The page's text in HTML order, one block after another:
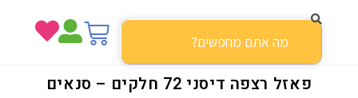
פאזל רצפה דיסני 72 חלקים – סנאים